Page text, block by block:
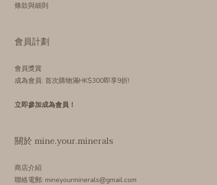
條款與細則
會員計劃
會員獎賞
成為會員: 首次購物滿HK$300即享9折!
立即參加成為會員！
關於 mine.your.minerals
商店介紹
聯絡電郵: mineyourminerals@gmail.com